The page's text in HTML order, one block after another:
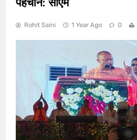
Rohit Saini 1 Year Ago 0